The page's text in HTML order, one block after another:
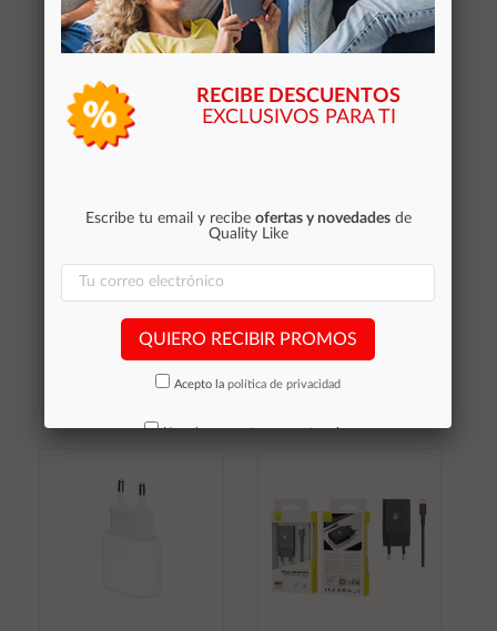
carrito
carrito
Cargador 2 en 1 Type-
2.5W / Blanco / MTK /
5,35 €
carrito
Cargador de red USB
75W / 4x type-c / 2x
19,95 €
RECIBE DESCUENTOS
EXCLUSIVOS PARA TI
Escribe tu email y recibe ofertas y novedadesde
Quality Like
QUIERO RECIBIR PROMOS
Acepto la política de privacidad
No volver a mostrar mas este aviso